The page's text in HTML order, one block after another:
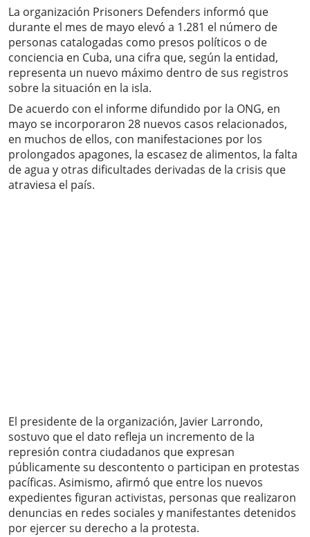
La organización Prisoners Defenders informó que
durante el mes de mayo elevó a 1.281 el número de
personas catalogadas como presos políticos o de
conciencia en Cuba, una cifra que, según la entidad,
representa un nuevo máximo dentro de sus registros
sobre la situación en la isla.
De acuerdo con el informe difundido por la ONG, en
mayo se incorporaron 28 nuevos casos relacionados,
en muchos de ellos, con manifestaciones por los
prolongados apagones, la escasez de alimentos, la falta
de agua y otras dificultades derivadas de la crisis que
atraviesa el país.
El presidente de la organización, Javier Larrondo,
sostuvo que el dato refleja un incremento de la
represión contra ciudadanos que expresan
públicamente su descontento o participan en protestas
pacíficas. Asimismo, afirmó que entre los nuevos
expedientes figuran activistas, personas que realizaron
denuncias en redes sociales y manifestantes detenidos
por ejercer su derecho a la protesta.